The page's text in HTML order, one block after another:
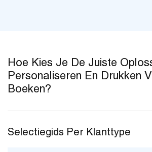
Hoe Kies Je De Juiste
Personaliseren En Drukken
Boeken?
Selectiegids Per Klanttype